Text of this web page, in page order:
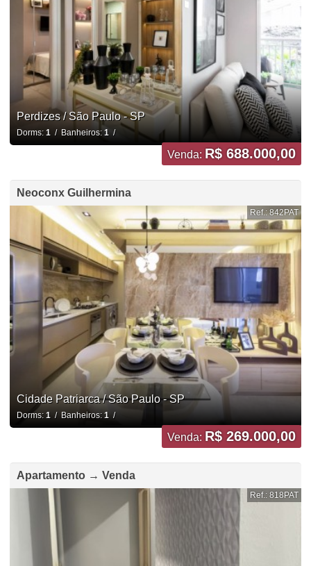
Perdizes / São Paulo - SP
Dorms: 1/ Banheiros: 1/
Venda: R$ 688.000,00
Neoconx Guilhermina
Ref.: 842PAT
Cidade Patriarca / São Paulo - SP
Dorms: 1/ Banheiros: 1/
Venda: R$ 269.000,00
Apartamento → Venda
Ref.: 818PAT